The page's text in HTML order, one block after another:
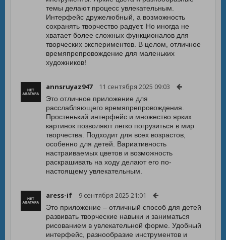
темы делают процесс увлекательным.
Интерфейс дружелюбный, а возможность
сохранять творчество радует. Но иногда не
хватает более сложных функционалов для
творческих экспериментов. В целом, отличное
времяпрепровождение для маленьких
художников!
annsruyaz947 11 сентября 2025 09:03
Это отличное приложение для
расслабляющего времяпрепровождения.
Простенький интерфейс и множество ярких
картинок позволяют легко погрузиться в мир
творчества. Подходит для всех возрастов,
особенно для детей. Вариативность
настраиваемых цветов и возможность
раскрашивать на ходу делают его по-
настоящему увлекательным.
aress-if 9 сентября 2025 21:01
Это приложение – отличный способ для детей
развивать творческие навыки и заниматься
рисованием в увлекательной форме. Удобный
интерфейс, разнообразие инструментов и